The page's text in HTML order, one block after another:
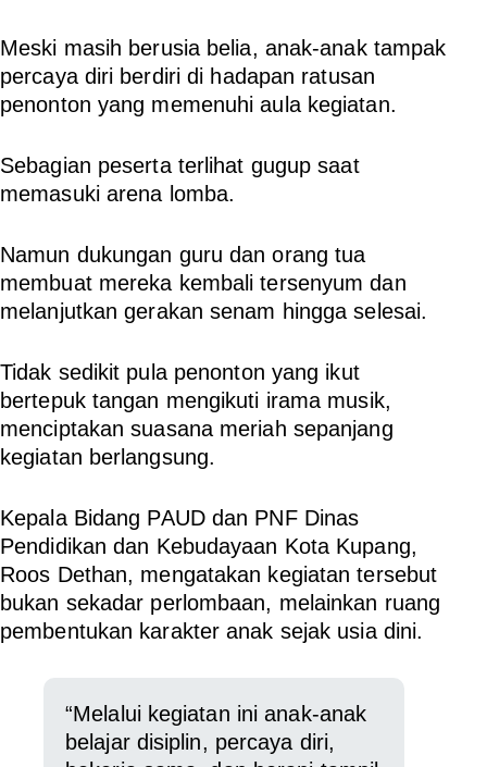
Meski masih berusia belia, anak-anak tampak
percaya diri berdiri di hadapan ratusan
penonton yang memenuhi aula kegiatan.
Sebagian peserta terlihat gugup saat
memasuki arena lomba.
Namun dukungan guru dan orang tua
membuat mereka kembali tersenyum dan
melanjutkan gerakan senam hingga selesai.
Tidak sedikit pula penonton yang ikut
bertepuk tangan mengikuti irama musik,
menciptakan suasana meriah sepanjang
kegiatan berlangsung.
Kepala Bidang PAUD dan PNF Dinas
Pendidikan dan Kebudayaan Kota Kupang,
Roos Dethan, mengatakan kegiatan tersebut
bukan sekadar perlombaan, melainkan ruang
pembentukan karakter anak sejak usia dini.
“Melalui kegiatan ini anak-anak
belajar disiplin, percaya diri,